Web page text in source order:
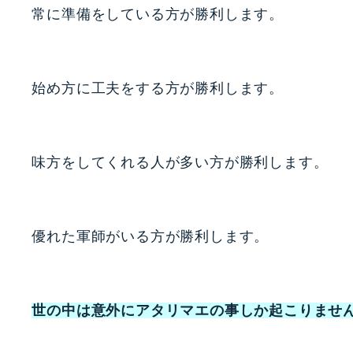
常に準備をしている方が勝利します。
始め方に工夫をする方が勝利します。
味方をしてくれる人が多い方が勝利します。
優れた軍師がいる方が勝利します。
世の中は意外にアタリマエの事しか起こりませ